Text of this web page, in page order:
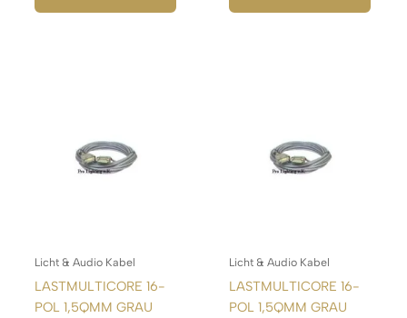
Licht & Audio Kabel
LASTMULTICORE 16-
POL 1,5QMM GRAU
Licht & Audio Kabel
LASTMULTICORE 16-
POL 1,5QMM GRAU